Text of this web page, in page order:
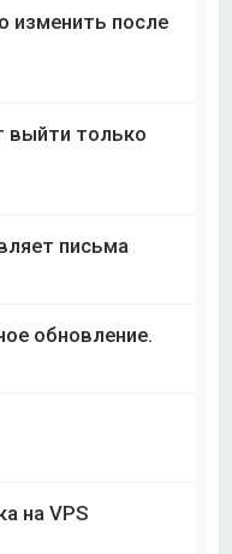
изменить после
выйти только
письма
обновление.
на VPS